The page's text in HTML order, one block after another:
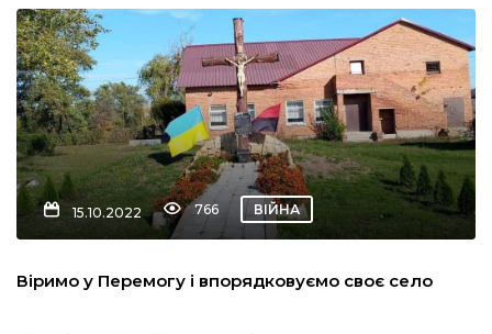
15.10.2022 766 ВІЙНА
Віримо у Перемогу і впорядковуємо своє село